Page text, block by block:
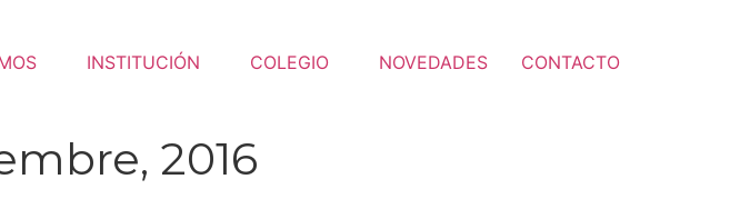
INSTITUCIÓN COLEGIO NOVEDADES CONTACTO
2016